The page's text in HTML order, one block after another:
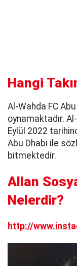
Hangi
Al-Wahda FC
oynamaktadır.
Eylül 2022
Abu Dhabi ile
bitmektedir.
Allan
Nelerdir?
http://